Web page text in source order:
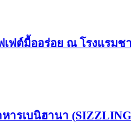
ต์มื้ออร่อย ณ โรงแรมชา
ารเบนิฮานา